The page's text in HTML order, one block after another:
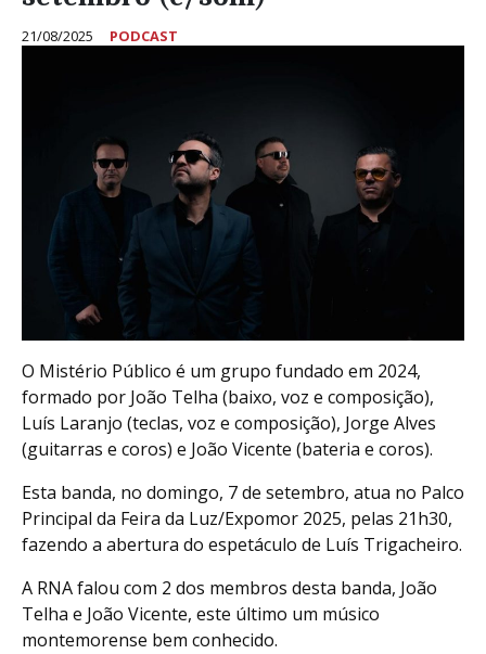
21/08/2025 PODCAST
O Mistério Público é um grupo fundado em 2024,
formado por João Telha (baixo, voz e composição),
Luís Laranjo (teclas, voz e composição), Jorge Alves
(guitarras e coros) e João Vicente (bateria e coros).
Esta banda, no domingo, 7 de setembro, atua no Palco
Principal da Feira da Luz/Expomor 2025, pelas 21h30,
fazendo a abertura do espetáculo de Luís Trigacheiro.
A RNA falou com 2 dos membros desta banda, João
Telha e João Vicente, este último um músico
montemorense bem conhecido.